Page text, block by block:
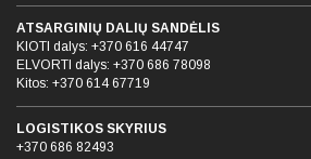
ATSARGINIŲ DALIŲ SANDĖLIS
KIOTI dalys: +370 616 44747
ELVORTI dalys: +370 686 78098
Kitos: +370 614 67719
LOGISTIKOS SKYRIUS
+370 686 82493